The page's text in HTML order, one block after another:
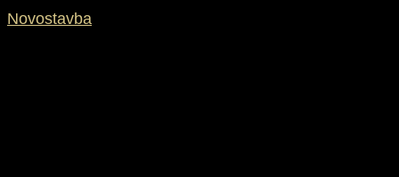
Novostavba